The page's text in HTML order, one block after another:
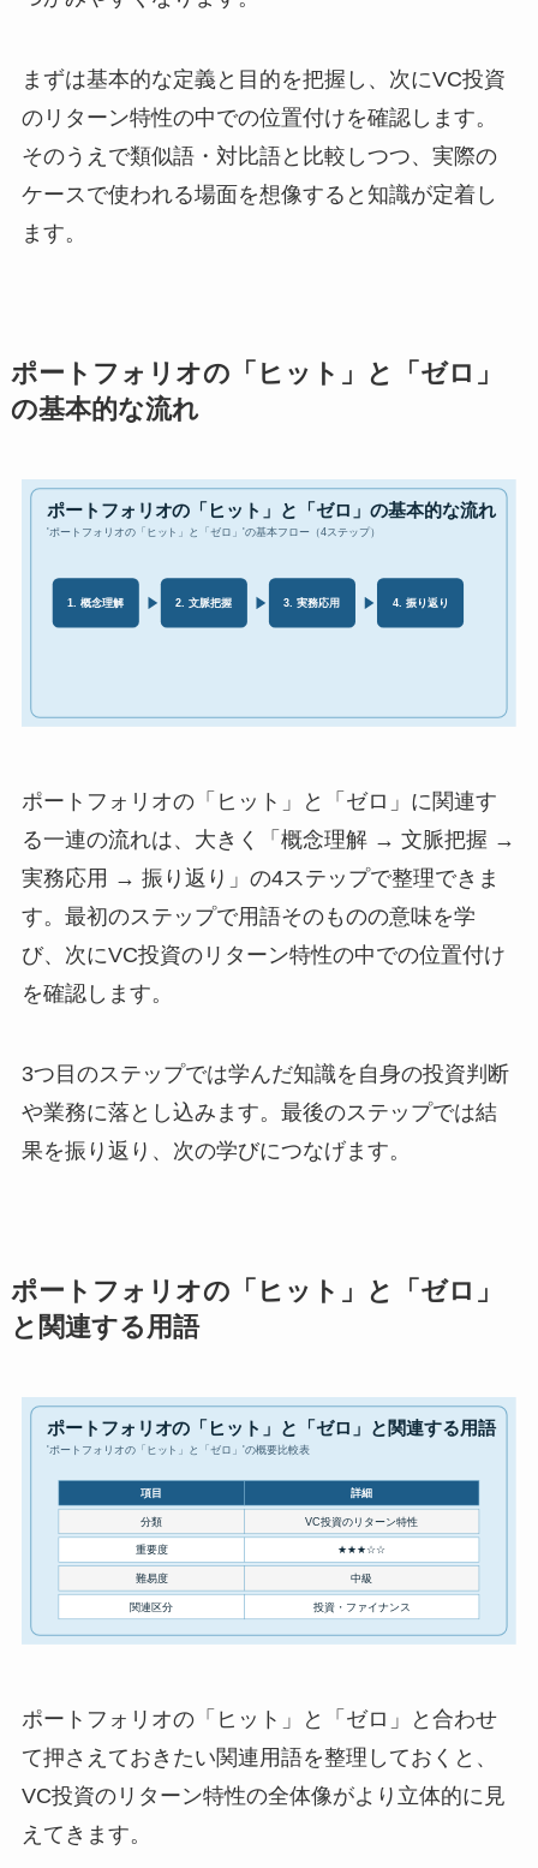
まずは基本的な定義と目的を把握し、次にVC投資
のリターン特性の中での位置付けを確認します。
そのうえで類似語・対比語と比較しつつ、実際の
ケースで使われる場面を想像すると知識が定着し
ます。
ポートフォリオの「ヒット」と「ゼロ」
の基本的な流れ
ポートフォリオの「ヒット」と「ゼロ」に関連す
る一連の流れは、大きく「概念理解 → 文脈把握 →
実務応用 → 振り返り」の4ステップで整理できま
す。最初のステップで用語そのものの意味を学
び、次にVC投資のリターン特性の中での位置付け
を確認します。
3つ目のステップでは学んだ知識を自身の投資判断
や業務に落とし込みます。最後のステップでは結
果を振り返り、次の学びにつなげます。
ポートフォリオの「ヒット」と「ゼロ」
と関連する用語
ポートフォリオの「ヒット」と「ゼロ」と合わせ
て押さえておきたい関連用語を整理しておくと、
VC投資のリターン特性の全体像がより立体的に見
えてきます。